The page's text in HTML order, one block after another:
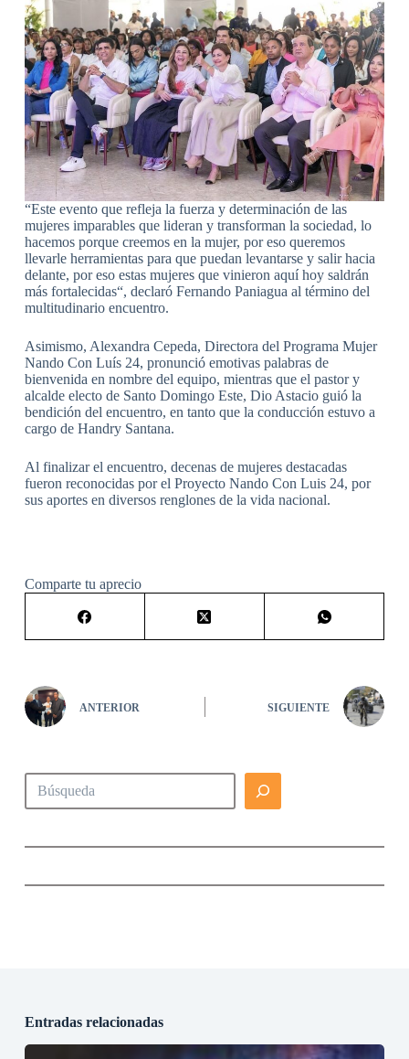
“Este evento que refleja la fuerza y determinación de las
mujeres imparables que lideran y transforman la sociedad, lo
hacemos porque creemos en la mujer, por eso queremos
llevarle herramientas para que puedan levantarse y salir hacia
delante, por eso estas mujeres que vinieron aquí hoy saldrán
más fortalecidas“, declaró Fernando Paniagua al término del
multitudinario encuentro.
Asimismo, Alexandra Cepeda, Directora del Programa Mujer
Nando Con Luís 24, pronunció emotivas palabras de
bienvenida en nombre del equipo, mientras que el pastor y
alcalde electo de Santo Domingo Este, Dio Astacio guió la
bendición del encuentro, en tanto que la conducción estuvo a
cargo de Handry Santana.
Al finalizar el encuentro, decenas de mujeres destacadas
fueron reconocidas por el Proyecto Nando Con Luis 24, por
sus aportes en diversos renglones de la vida nacional.
Comparte tu aprecio
ANTERIOR SIGUIENTE
Buscar
Entradas relacionadas